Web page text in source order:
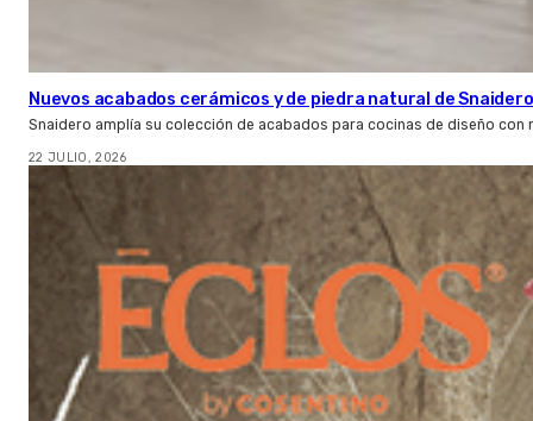
Nuevos acabados cerámicos y de piedra natural de Snaidero
Snaidero amplía su colección de acabados para cocinas de diseño
22 JULIO, 2026